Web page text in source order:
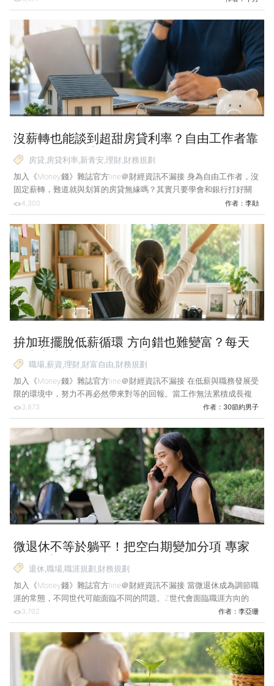
實用的應對策略。 前幾天，我收到一封來自南投的郵件，寫信的是阿
娟，她今年49歲，原本是月領35,000元的小職員，但這幾個月接連遭逢
變故：先是被診斷出乳癌第二期，為了接受化療和休養，不得不暫時離
開職場；接著，她51歲、在台中某工具機廠工作的先生，也收到裁員通
知。 她有兩個孩子，一個10歲、一個12歲，正是需要花錢的年紀；更
糟糕的是，阿娟的母親去年起固定要洗腎，
沒薪轉也能談到超甜房貸利率？自由工作者靠
4招提早布局 讓銀行挺你！
房貸,房貸利率,新青安,理財,財務規劃
加入《Money錢》雜誌官方line＠財經資訊不漏接 身為自由工作者，沒
固定薪轉，難道就與划算的房貸無緣嗎？其實只要學會和銀行打好關
係，即便沒有薪資證明，照樣有機會談到超甜利率和超高成數。 住到
新家也差不多半年的時間了，回想當初貸款的歷程，每次分享出來都讓
大家為之一驚，也希望透過文章，讓更多人知道怎麼跟銀行談貸款，但
還是要提醒各位，銀行跟政府的政策不斷地在變化，你可以把我的經驗
當成參考，但無法保證百分之百得到相同的利率。 4招拿下利率「地
板價」 成數超越新青安 當初房子一付訂金，建商就給了幾家配合銀行
的聯絡方式，請我去詢問能否貸到8成
4,300 作者： 李勛
拚加班擺脫低薪循環 方向錯也難變富？每天
下班半小時 打造第二事業！
職場,薪資,理財,財富自由,財務規劃
加入《Money錢》雜誌官方line＠財經資訊不漏接 在低薪與職務發展受
限的環境中，努力不再必然帶來對等的回報。當工作無法累積成長複
利，就須檢視職涯方向。唯有跳脫既有體制，從興趣累積出成果，才能
找回財富自主權。 到了30歲，也經過多年的職場磨練，我認為如果這
時沒有達到理想的年收、職稱，就應該檢視自己是否需要轉換方向。我
30歲時意識到，即使我付出再多努力和時間，就算往上爬到主管職，
設計、美編的職位最多也只能領4萬多元，如果我繼續緊抓著「大學所
學專業」，或「興趣一定要當工作」的執念，只會一輩子無法跳脫低薪
循環，因為這只是在消耗能量及努力！ 所謂的消耗型努力
3,873 作者： 30節約男子
微退休不等於躺平！把空白期變加分項 專家
教你3步驟無痛轉換跑道
退休,職場,職涯規劃,財務規劃
加入《Money錢》雜誌官方line＠財經資訊不漏接 當微退休成為調節職
涯的常態，不同世代可能面臨不同的問題。Z世代會面臨職涯方向的抉
擇，Y世代則會面臨較高的機會成本。若要讓這段空白期成為加分項，
不能只是單純「休息」，而是需要有目標地規劃財務和重塑自我價值。
以下由兩位過來人分享，她們如何透過規劃和控管預算，將空窗期轉
化為下段職涯的跳板。 【20+新鮮人】 赴日遊學打開視野 重新定錨
職涯與人生 小藍 小檔案 2001年生，曾微退休3個月赴日遊學，隨後
重返金融業擔任PM。 對Z世代來說，工作一陣子後
3,702 作者： 李亞珊